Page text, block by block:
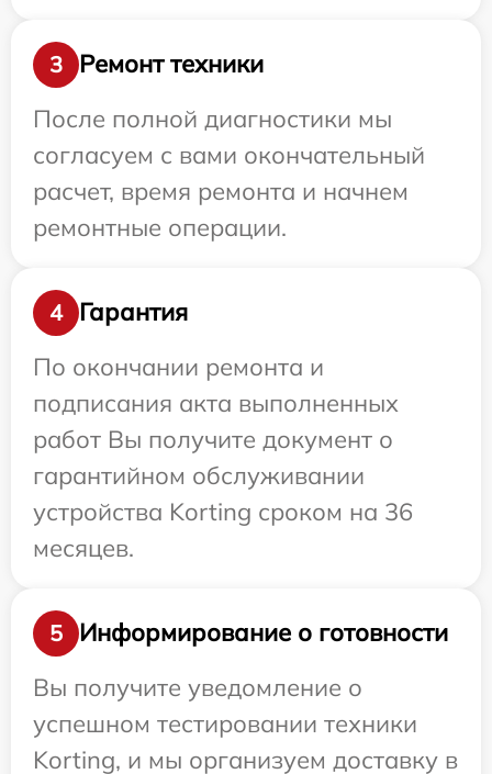
3
Ремонт техники
После полной диагностики мы
согласуем с вами окончательный
расчет, время ремонта и начнем
ремонтные операции.
4
Гарантия
По окончании ремонта и
подписания акта выполненных
работ Вы получите документ о
гарантийном обслуживании
устройства Korting сроком на 36
месяцев.
5
Информирование о готовности
Вы получите уведомление о
успешном тестировании техники
Korting, и мы организуем доставку в